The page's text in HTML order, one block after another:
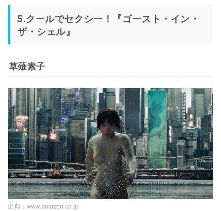
5.クールでセクシー！『ゴースト・イン・
ザ・シェル』
草薙素子
出典 : www.amazon.co.jp